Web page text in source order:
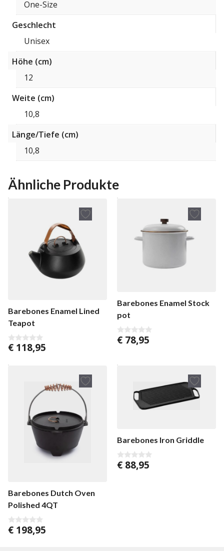
One-Size
Geschlecht
Unisex
Höhe (cm)
12
Weite (cm)
10,8
Länge/Tiefe (cm)
10,8
Ähnliche Produkte
Barebones Enamel Lined
Teapot
0
n
€ 118,95
Barebones Enamel Stock
pot
0
5
€ 78,95
Barebones Dutch Oven
Polished 4QT
0
v
€ 198,95
Barebones Iron Griddle
0
€ 88,95